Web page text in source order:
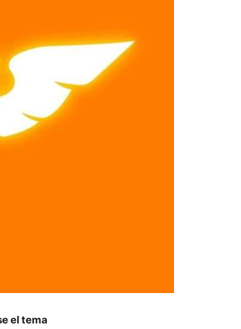
el tema